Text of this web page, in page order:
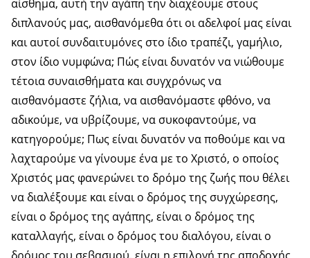
αίσθημα, αυτή την αγάπη την διαχέουμε στους
διπλανούς μας, αισθανόμεθα ότι οι αδελφοί μας είναι
και αυτοί συνδαιτυμόνες στο ίδιο τραπέζι, γαμήλιο,
στον ίδιο νυμφώνα; Πώς είναι δυνατόν να νιώθουμε
τέτοια συναισθήματα και συγχρόνως να
αισθανόμαστε ζήλια, να αισθανόμαστε φθόνο, να
αδικούμε, να υβρίζουμε, να συκοφαντούμε, να
κατηγορούμε; Πως είναι δυνατόν να ποθούμε και να
λαχταρούμε να γίνουμε ένα με το Χριστό, ο οποίος
Χριστός μας φανερώνει το δρόμο της ζωής που θέλει
να διαλέξουμε και είναι ο δρόμος της συγχώρεσης,
είναι ο δρόμος της αγάπης, είναι ο δρόμος της
καταλλαγής, είναι ο δρόμος του διαλόγου, είναι ο
δρόμος του σεβασμού, είναι η επιλογή της αποδοχής